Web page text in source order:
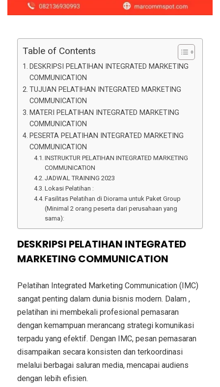
Table of Contents
DESKRIPSI PELATIHAN INTEGRATED MARKETING
COMMUNICATION
TUJUAN PELATIHAN INTEGRATED MARKETING
COMMUNICATION
MATERI PELATIHAN INTEGRATED MARKETING
COMMUNICATION
PESERTA PELATIHAN INTEGRATED MARKETING
COMMUNICATION
INSTRUKTUR PELATIHAN INTEGRATED MARKETING
COMMUNICATION
JADWAL TRAINING 2023
Lokasi Pelatihan :
Fasilitas Pelatihan di Diorama untuk Paket Group
(Minimal 2 orang peserta dari perusahaan yang
sama):
DESKRIPSI PELATIHAN INTEGRATED
MARKETING COMMUNICATION
Pelatihan Integrated Marketing Communication (IMC)
sangat penting dalam dunia bisnis modern. Dalam ,
pelatihan ini membekali profesional pemasaran
dengan kemampuan merancang strategi komunikasi
terpadu yang efektif. Dengan IMC, pesan pemasaran
disampaikan secara konsisten dan terkoordinasi
melalui berbagai saluran media, mencapai audiens
dengan lebih efisien.